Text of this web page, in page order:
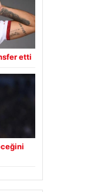
etti